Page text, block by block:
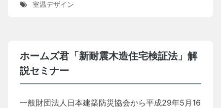
室温デザイン
ホームズ君「新耐震木造住宅検証法」解
説セミナー
一般財団法人日本建築防災協会から平成29年5月16